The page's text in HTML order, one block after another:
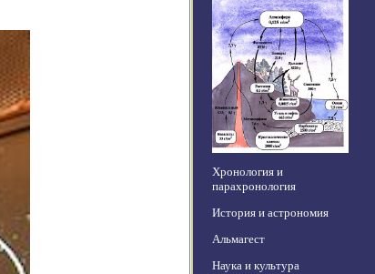
Хронология и
парахронология
История и астрономия
Альмагест
Наука и культура